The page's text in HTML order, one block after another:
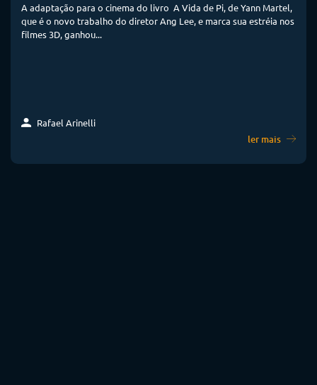
A adaptação para o cinema do livro A Vida de Pi, de Yann Martel,
que é o novo trabalho do diretor Ang Lee, e marca sua estréia nos
filmes 3D, ganhou...
Rafael Arinelli
ler mais